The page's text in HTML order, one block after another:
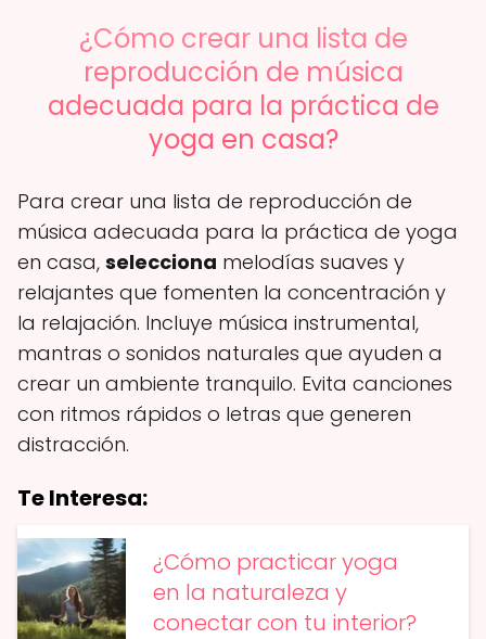
¿Cómo crear una lista de
reproducción de música
adecuada para la práctica de
yoga en casa?
Para crear una lista de reproducción de
música adecuada para la práctica de yoga
en casa, selecciona melodías suaves y
relajantes que fomenten la concentración y
la relajación. Incluye música instrumental,
mantras o sonidos naturales que ayuden a
crear un ambiente tranquilo. Evita canciones
con ritmos rápidos o letras que generen
distracción.
Te Interesa:
¿Cómo practicar yoga
en la naturaleza y
conectar con tu interior?